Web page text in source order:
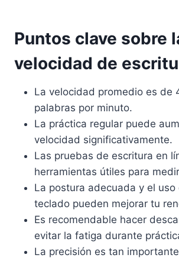
Puntos clave sobre
velocidad de
La velocidad promedio es de
palabras por minuto.
La práctica regular puede
velocidad significativamente.
Las pruebas de escritura en
herramientas útiles para
La postura adecuada y el
teclado pueden mejorar tu
Es recomendable hacer
evitar la fatiga durante
La precisión es tan